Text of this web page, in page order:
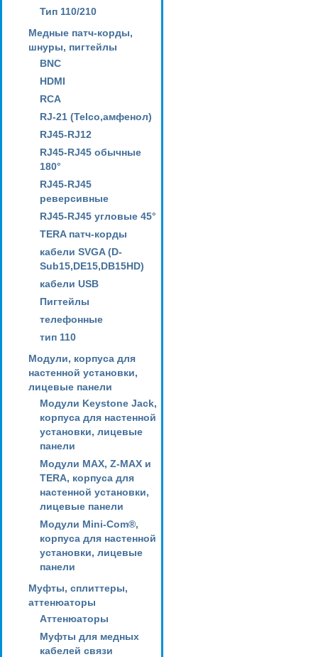
Тип 110/210
Медные патч-корды,
шнуры, пигтейлы
BNC
HDMI
RCA
RJ-21 (Telco,амфенол)
RJ45-RJ12
RJ45-RJ45 обычные
180°
RJ45-RJ45
реверсивные
RJ45-RJ45 угловые 45°
TERA патч-корды
кабели SVGA (D-
Sub15,DE15,DB15HD)
кабели USB
Пигтейлы
телефонные
тип 110
Модули, корпуса для
настенной установки,
лицевые панели
Модули Keystone Jack,
корпуса для настенной
установки, лицевые
панели
Модули MAX, Z-MAX и
TERA, корпуса для
настенной установки,
лицевые панели
Модули Mini-Com®,
корпуса для настенной
установки, лицевые
панели
Муфты, сплиттеры,
аттенюаторы
Аттенюаторы
Муфты для медных
кабелей связи